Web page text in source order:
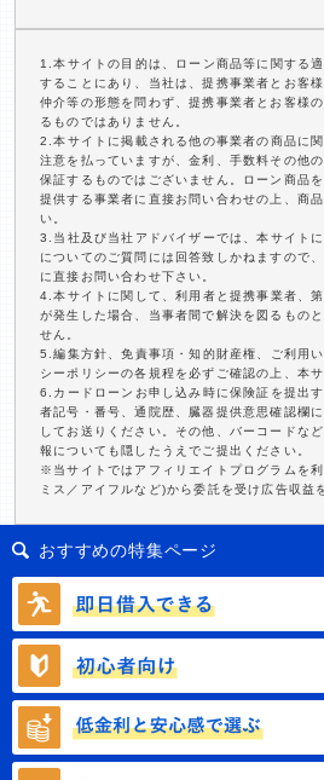
1.本サイトの目的は、ローン商品等に関する
することにあり、当社は、提携事業者とお客
仲介等の形態を問わず、提携事業者とお客様
るものではありません。
2.本サイトに掲載される他の事業者の商品に
注意を払っていますが、金利、手数料その他
保証するものではございません。ローン商品
提供する事業者に直接お問い合わせの上、商
い。
3.当社及び当社アドバイザーでは、本サイト
についてのご質問には回答致しかねますので
に直接お問い合わせ下さい。
4.本サイトに関して、利用者と提携事業者、
が発生した場合、当事者間で解決を図るもの
せん。
5.編集方針、免責事項・知的財産権、ご利用
シーポリシーの各規程を必ずご確認の上、本
6.カードローンお申し込み時に保険証を提出
者記号・番号、通院歴、臓器提供意思確認欄
してお送りください。その他、バーコードな
報についても隠したうえでご提出ください。
※当サイトではアフィリエイトプログラムを
ミス／アイフルなど)から委託を受け広告収益
おすすめの特集ページ